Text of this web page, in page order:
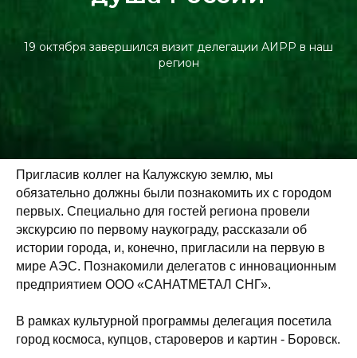
19 октября завершился визит делегации АИРР в наш
регион
Пригласив коллег на Калужскую землю, мы
обязательно должны были познакомить их с городом
первых. Специально для гостей региона провели
экскурсию по первому наукограду, рассказали об
истории города, и, конечно, пригласили на первую в
мире АЭС. Познакомили делегатов с инновационным
предприятием ООО «САНАТМЕТАЛ СНГ».
В рамках культурной программы делегация посетила
город космоса, купцов, староверов и картин - Боровск.